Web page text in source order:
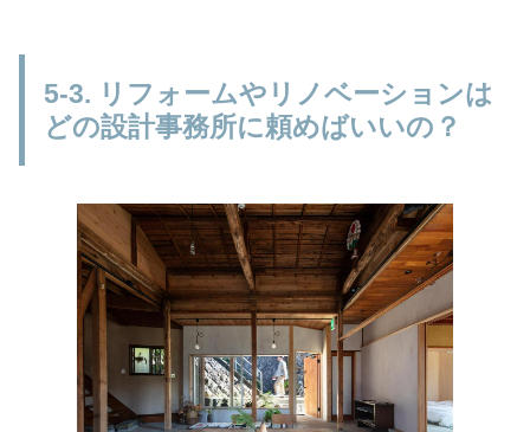
5-3. リフォームやリノベーションは
どの設計事務所に頼めばいいの？